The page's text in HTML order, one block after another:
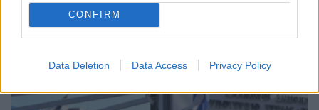
CONFIRM
Data Deletion Data Access Privacy Policy